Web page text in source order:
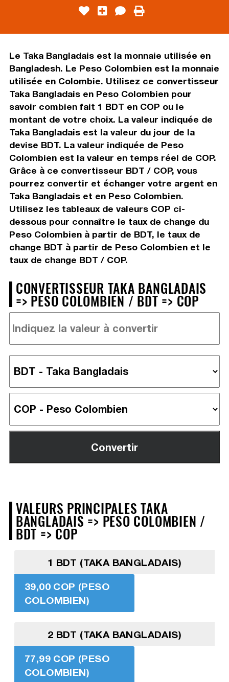
Le Taka Bangladais est la monnaie utilisée en
Bangladesh. Le Peso Colombien est la monnaie
utilisée en Colombie. Utilisez ce convertisseur
Taka Bangladais en Peso Colombien pour
savoir combien fait 1 BDT en COP ou le
montant de votre choix. La valeur indiquée de
Taka Bangladais est la valeur du jour de la
devise BDT. La valeur indiquée de Peso
Colombien est la valeur en temps réel de COP.
Grâce à ce convertisseur BDT / COP, vous
pourrez convertir et échanger votre argent en
Taka Bangladais et en Peso Colombien.
Utilisez les tableaux de valeurs COP ci-
dessous pour connaître le taux de change du
Peso Colombien à partir de BDT, le taux de
change BDT à partir de Peso Colombien et le
taux de change BDT / COP.
CONVERTISSEUR TAKA BANGLADAIS
=> PESO COLOMBIEN / BDT => COP
VALEURS PRINCIPALES TAKA
BANGLADAIS => PESO COLOMBIEN /
BDT => COP
1 BDT (TAKA BANGLADAIS)
39,00 COP (PESO
COLOMBIEN)
2 BDT (TAKA BANGLADAIS)
77,99 COP (PESO
COLOMBIEN)